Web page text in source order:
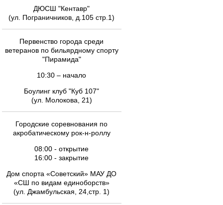
ДЮСШ "Кентавр"
(ул. Пограничников, д.105 стр.1)
Первенство города среди
ветеранов по бильярдному спорту
"Пирамида"
10:30 – начало
Боулинг клуб "Куб 107"
(ул. Молокова, 21)
Городские соревнования по
акробатическому рок-н-роллу
08:00 - открытие
16:00 - закрытие
Дом спорта «Советский» МАУ ДО
«СШ по видам единоборств»
(ул. Джамбульская, 24,стр. 1)